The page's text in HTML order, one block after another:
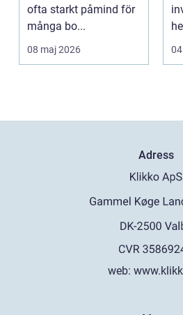
ofta starkt påmind för
många bo...
08 maj 2026
Adress
web: